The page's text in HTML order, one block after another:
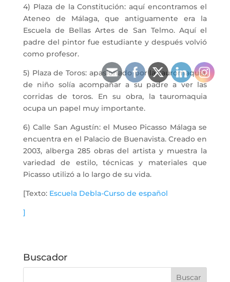
4) Plaza de la Constitución: aquí encontramos el
Ateneo de Málaga, que antiguamente era la
Escuela de Bellas Artes de San Telmo. Aquí el
padre del pintor fue estudiante y después volvió
como profesor.
5) Plaza de Toros: apasionado por la tauromaquia,
de niño solía acompañar a su padre a ver las
corridas de toros. En su obra, la tauromaquia
ocupa un papel muy importante.
6) Calle San Agustín: el Museo Picasso Málaga se
encuentra en el Palacio de Buenavista. Creado en
2003, alberga 285 obras del artista y muestra la
variedad de estilo, técnicas y materiales que
Picasso utilizó a lo largo de su vida.
[Texto: Escuela Debla-Curso de español
]
Buscador